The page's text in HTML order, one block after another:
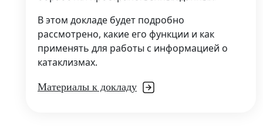
В этом докладе будет подробно
рассмотрено, какие его функции и как
применять для работы с информацией о
катаклизмах.
Материалы к докладу